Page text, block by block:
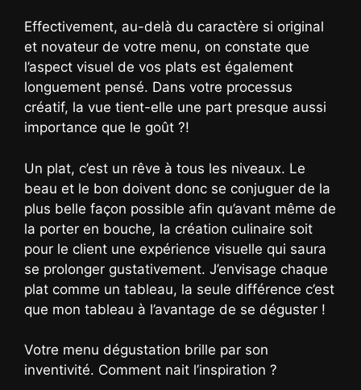
Effectivement, au-delà du caractère si original
et novateur de votre menu, on constate que
l’aspect visuel de vos plats est également
longuement pensé. Dans votre processus
créatif, la vue tient-elle une part presque aussi
importance que le goût ?!
Un plat, c’est un rêve à tous les niveaux. Le
beau et le bon doivent donc se conjuguer de la
plus belle façon possible afin qu’avant même de
la porter en bouche, la création culinaire soit
pour le client une expérience visuelle qui saura
se prolonger gustativement. J’envisage chaque
plat comme un tableau, la seule différence c’est
que mon tableau à l’avantage de se déguster !
Votre menu dégustation brille par son
inventivité. Comment nait l’inspiration ?